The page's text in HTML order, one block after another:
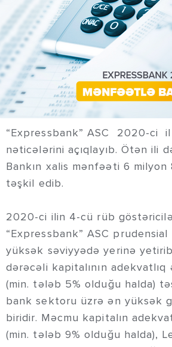
“Expressbank” ASC 2020-ci
nəticələrini açıqlayıb. Ötən ili
Bankın xalis mənfəəti 6 milyon
təşkil edib.
2020-ci ilin 4-cü rüb
“Expressbank” ASC
yüksək səviyyədə yerinə
dərəcəli kapitalının adekvatlıq
(min. tələb 5% olduğu halda)
bank sektoru üzrə ən yüksək
biridir. Məcmu kapitalın
(min. tələb 9% olduğu halda),